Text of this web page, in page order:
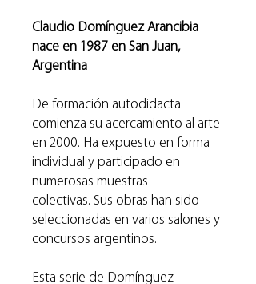
Claudio Domínguez Arancibia
nace en 1987 en San Juan,
Argentina
De formación autodidacta
comienza su acercamiento al arte
en 2000. Ha expuesto en forma
individual y participado en
numerosas muestras
colectivas. Sus obras han sido
seleccionadas en varios salones y
concursos argentinos.
Esta serie de Domínguez